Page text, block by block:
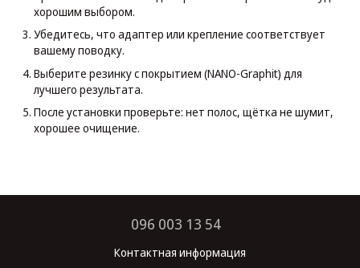
хорошим выбором.
Убедитесь, что адаптер или крепление соответствует
вашему поводку.
Выберите резинку с покрытием (NANO-Graphit) для
лучшего результата.
После установки проверьте: нет полос, щётка не шумит,
хорошее очищение.
096 003 13 54
Контактная информация